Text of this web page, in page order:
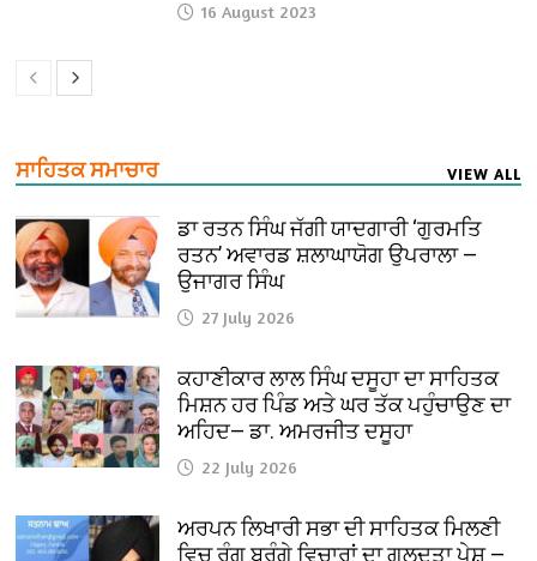
16 August 2023
ਸਾਹਿਤਕ ਸਮਾਚਾਰ VIEW ALL
ਡਾ ਰਤਨ ਸਿੰਘ ਜੱਗੀ ਯਾਦਗਾਰੀ ‘ਗੁਰਮਤਿ
ਰਤਨ’ ਅਵਾਰਡ ਸ਼ਲਾਘਾਯੋਗ ਉਪਰਾਲਾ —
ਉਜਾਗਰ ਸਿੰਘ
27 July 2026
ਕਹਾਣੀਕਾਰ ਲਾਲ ਸਿੰਘ ਦਸੂਹਾ ਦਾ ਸਾਹਿਤਕ
ਮਿਸ਼ਨ ਹਰ ਪਿੰਡ ਅਤੇ ਘਰ ਤੱਕ ਪਹੁੰਚਾਉਣ ਦਾ
ਅਹਿਦ— ਡਾ. ਅਮਰਜੀਤ ਦਸੂਹਾ
22 July 2026
ਅਰਪਨ ਲਿਖਾਰੀ ਸਭਾ ਦੀ ਸਾਹਿਤਕ ਮਿਲਣੀ
ਵਿਚ ਰੰਗ ਬਰੰਗੇ ਵਿਚਾਰਾਂ ਦਾ ਗੁਲਦਤਾ ਪੇਸ਼ —